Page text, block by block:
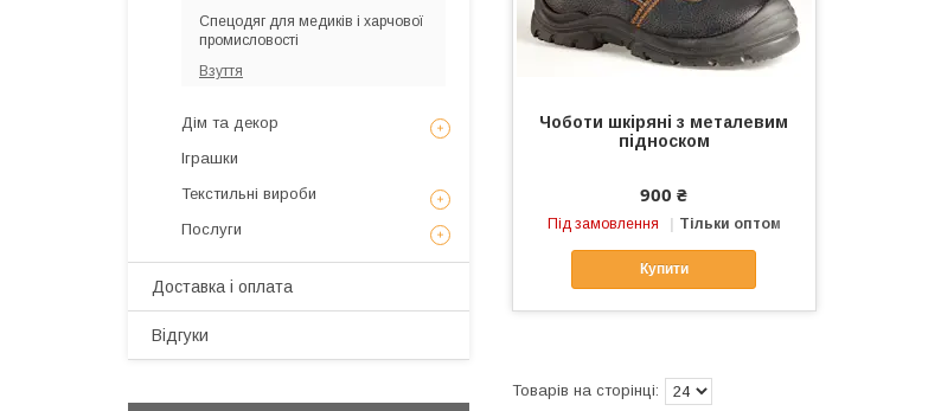
Чоботи шкіряні з металевим
підноском
900 ₴
Під замовлення Тільки оптом
Купити
Спецодяг для медиків і харчової
промисловості
Взуття
Дім та декор
Іграшки
Текстильні вироби
Послуги
Доставка і оплата
Відгуки